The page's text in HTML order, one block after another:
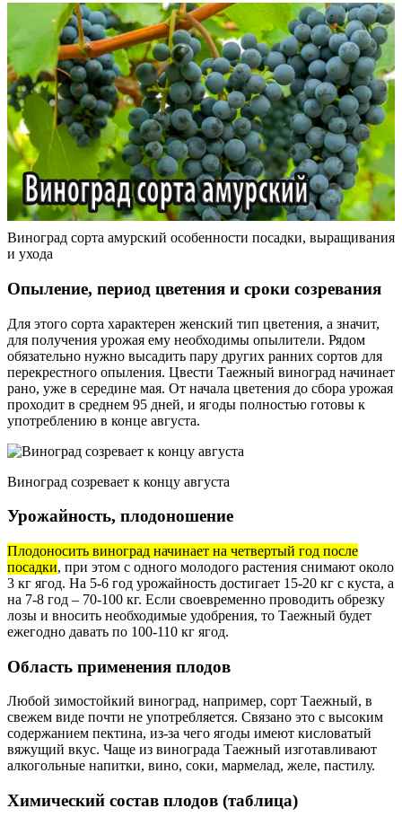
Виноград сорта амурский особенности посадки, выращивания
и ухода
Опыление, период цветения и сроки созревания
Для этого сорта характерен женский тип цветения, а значит,
для получения урожая ему необходимы опылители. Рядом
обязательно нужно высадить пару других ранних сортов для
перекрестного опыления. Цвести Таежный виноград начинает
рано, уже в середине мая. От начала цветения до сбора урожая
проходит в среднем 95 дней, и ягоды полностью готовы к
употреблению в конце августа.
Виноград созревает к концу августа
Урожайность, плодоношение
Плодоносить виноград начинает на четвертый год после
посадки, при этом с одного молодого растения снимают около
3 кг ягод. На 5-6 год урожайность достигает 15-20 кг с куста, а
на 7-8 год – 70-100 кг. Если своевременно проводить обрезку
лозы и вносить необходимые удобрения, то Таежный будет
ежегодно давать по 100-110 кг ягод.
Область применения плодов
Любой зимостойкий виноград, например, сорт Таежный, в
свежем виде почти не употребляется. Связано это с высоким
содержанием пектина, из-за чего ягоды имеют кисловатый
вяжущий вкус. Чаще из винограда Таежный изготавливают
алкогольные напитки, вино, соки, мармелад, желе, пастилу.
Химический состав плодов (таблица)